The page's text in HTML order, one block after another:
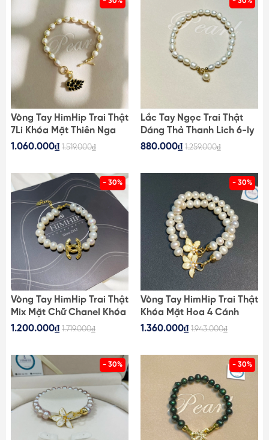
Vòng Tay HimHip Trai Thật
7Li Khóa Mặt Thiên Nga
Bóng Đêm Sang Trọng
1.060.000₫ 1.519.000₫
Lắc Tay Ngọc Trai Thật
Dáng Thả Thanh Lich 6-ly
18cm
880.000₫ 1.259.000₫
- 30%
Vòng Tay HimHip Trai Thật
Mix Mặt Chữ Chanel Khóa
Thả Sang Trọng 18+5cm
1.200.000₫ 1.719.000₫
- 30%
Vòng Tay HimHip Trai Thật
Khóa Mặt Hoa 4 Cánh
Nhụy Phale Sang Trọng
1.360.000₫ 1.943.000₫
- 30% - 30%